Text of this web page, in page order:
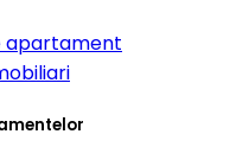
apartament